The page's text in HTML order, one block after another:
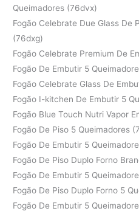
Queimadores (76dvx)
Fogão Celebrate Due Glass De
(76dxg)
Fogão Celebrate Premium De
Fogão De Embutir 5
Fogão Celebrate Glass De
Fogão I-kitchen De Embutir 5
Fogão Blue Touch Nutri Vapor
Fogão De Piso 5 Queimadores
Fogão De Embutir 5
Fogão De Piso Duplo Forno
Fogão De Embutir 5
Fogão De Piso Duplo Forno 5
Fogão De Embutir 5